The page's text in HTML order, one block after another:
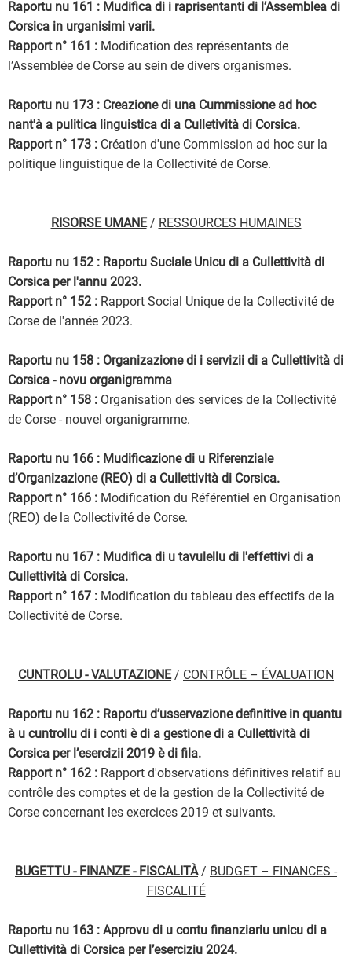
Raportu nu 161 : Mudifica di i raprisentanti di l’Assemblea di
Corsica in urganisimi varii.
Rapport n° 161 : Modification des représentants de
l’Assemblée de Corse au sein de divers organismes.
Raportu nu 173 : Creazione di una Cummissione ad hoc
nant'à a pulitica linguistica di a Culletività di Corsica.
Rapport n° 173 : Création d'une Commission ad hoc sur la
politique linguistique de la Collectivité de Corse.
RISORSE UMANE/ RESSOURCES HUMAINES
Raportu nu 152 : Raportu Suciale Unicu di a Cullettività di
Corsica per l'annu 2023.
Rapport n° 152 : Rapport Social Unique de la Collectivité de
Corse de l'année 2023.
Raportu nu 158 : Organizazione di i servizii di a Cullettività di
Corsica - novu organigramma
Rapport n° 158 : Organisation des services de la Collectivité
de Corse - nouvel organigramme.
Raportu nu 166 : Mudificazione di u Riferenziale
d’Organizazione (REO) di a Cullettività di Corsica.
Rapport n° 166 : Modification du Référentiel en Organisation
(REO) de la Collectivité de Corse.
Raportu nu 167 : Mudifica di u tavulellu di l'effettivi di a
Cullettività di Corsica.
Rapport n° 167 : Modification du tableau des effectifs de la
Collectivité de Corse.
CUNTROLU - VALUTAZIONE/ CONTRÔLE – ÉVALUATION
Raportu nu 162 : Raportu d’usservazione definitive in quantu
à u cuntrollu di i conti è di a gestione di a Cullettività di
Corsica per l’esercizii 2019 è di fila.
Rapport n° 162 : Rapport d'observations définitives relatif au
contrôle des comptes et de la gestion de la Collectivité de
Corse concernant les exercices 2019 et suivants.
BUGETTU - FINANZE - FISCALITÀ/ BUDGET – FINANCES -
FISCALITÉ
Raportu nu 163 : Approvu di u contu finanziariu unicu di a
Cullettività di Corsica per l’eserciziu 2024.